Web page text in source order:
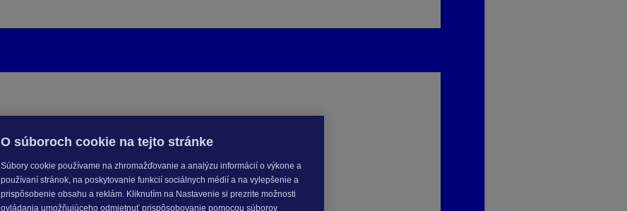
O súboroch cookie na tejto stránke
Súbory cookie používame na zhromažďovanie a analýzu informácií o výkone a
používaní stránok, na poskytovanie funkcií sociálnych médií a na vylepšenie a
prispôsobenie obsahu a reklám. Kliknutím na Nastavenie si prezrite možnosti
ovládania umožňujúceho odmietnuť prispôsobovanie pomocou súborov